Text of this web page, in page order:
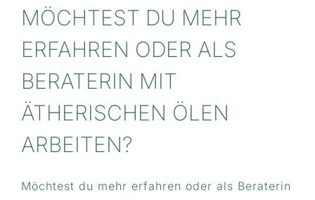
MÖCHTEST DU MEHR
ERFAHREN ODER ALS
BERATERIN MIT
ÄTHERISCHEN ÖLEN
ARBEITEN?
Möchtest du mehr erfahren oder als Beraterin